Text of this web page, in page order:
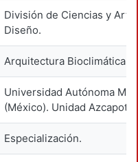
División de Ciencias y
Diseño.
Arquitectura Bioclimática.
Universidad Autónoma
(México). Unidad
Especialización.